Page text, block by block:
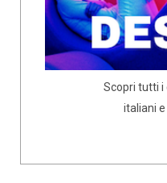
Scopri tutti i
italiani